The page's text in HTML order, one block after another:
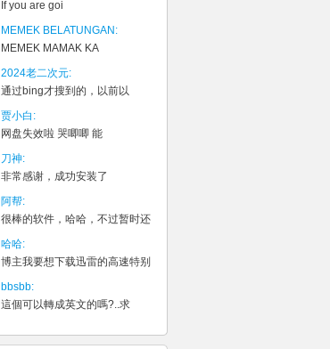
If you are goi
MEMEK BELATUNGAN:
MEMEK MAMAK KA
2024老二次元:
通过bing才搜到的，以前以
贾小白:
网盘失效啦 哭唧唧 能
刀神:
非常感谢，成功安装了
阿帮:
很棒的软件，哈哈，不过暂时还
哈哈:
博主我要想下载迅雷的高速特别
bbsbb:
這個可以轉成英文的嗎?..求